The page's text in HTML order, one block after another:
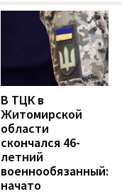
В ТЦК в
Житомирской
области
скончался 46-
летний
военнообязанный:
начато